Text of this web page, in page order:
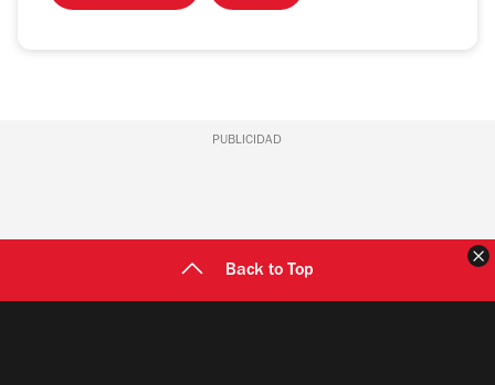
PUBLICIDAD
Back to Top